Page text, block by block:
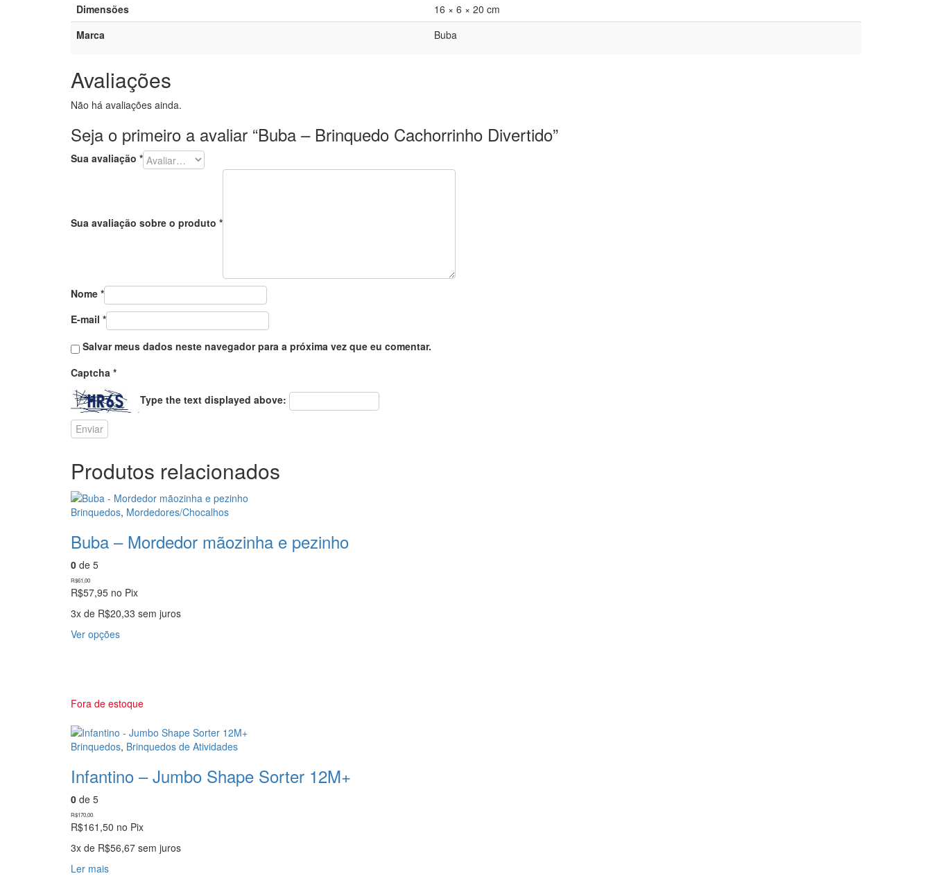
Dimensões
16 × 6 × 20 cm
Marca
Buba
Avaliações
Não há avaliações ainda.
Seja o primeiro a avaliar “Buba – Brinquedo Cachorrinho Divertido”
Sua avaliação *
Sua avaliação sobre o produto *
Nome *
E-mail *
Salvar meus dados neste navegador para a próxima vez que eu comentar.
Captcha *
Type the text displayed above:
Produtos relacionados
Brinquedos, Mordedores/Chocalhos
Buba – Mordedor mãozinha e pezinho
0 de 5
R$61,00
R$57,95 no Pix
3x de R$20,33 sem juros
Ver opçõesEste
As
podem
ser
na
página
Fora de estoque
Brinquedos, Brinquedos de Atividades
Infantino – Jumbo Shape Sorter 12M+
0 de 5
R$170,00
R$161,50 no Pix
3x de R$56,67 sem juros
Ler mais